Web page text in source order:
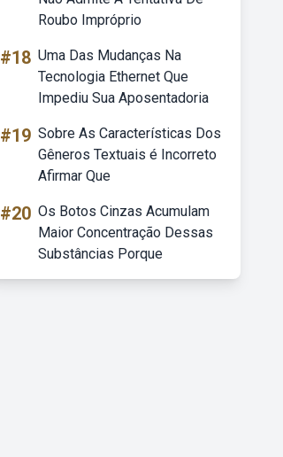
Roubo Impróprio
#18 Uma Das Mudanças Na
Tecnologia Ethernet Que
Impediu Sua Aposentadoria
#19 Sobre As Características Dos
Gêneros Textuais é Incorreto
Afirmar Que
#20 Os Botos Cinzas Acumulam
Maior Concentração Dessas
Substâncias Porque